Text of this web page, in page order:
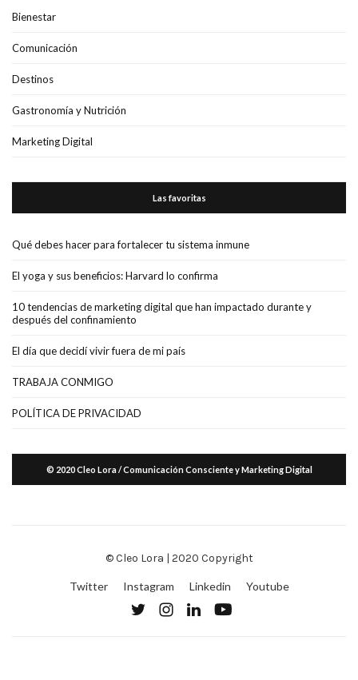
Bienestar
Comunicación
Destinos
Gastronomía y Nutrición
Marketing Digital
Las favoritas
Qué debes hacer para fortalecer tu sistema inmune
El yoga y sus beneficios: Harvard lo confirma
10 tendencias de marketing digital que han impactado durante y
después del confinamiento
El día que decidí vivir fuera de mi país
TRABAJA CONMIGO
POLÍTICA DE PRIVACIDAD
© 2020 Cleo Lora / Comunicación Consciente y Marketing Digital
© Cleo Lora | 2020 Copyright
Twitter Instagram Linkedin Youtube